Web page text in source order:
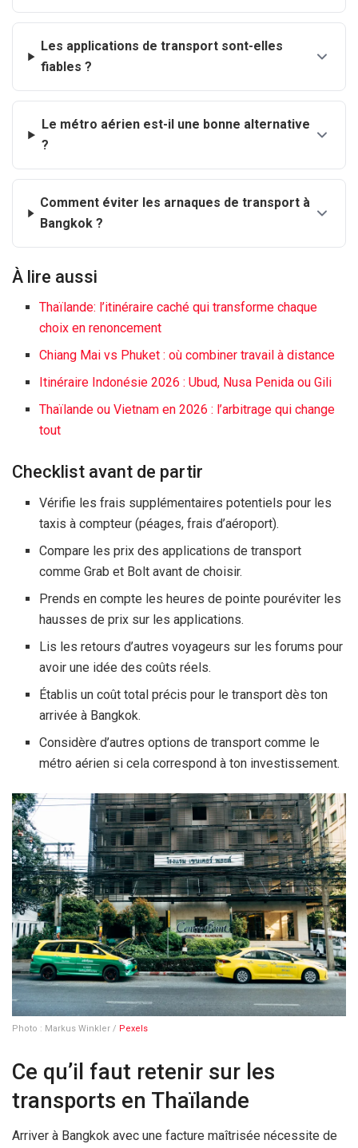
Les applications de transport sont-elles
fiables ?
Le métro aérien est-il une bonne alternative
?
Comment éviter les arnaques de transport à
Bangkok ?
À lire aussi
Thaïlande: l’itinéraire caché qui transforme chaque
choix en renoncement
Chiang Mai vs Phuket : où combiner travail à distance
Itinéraire Indonésie 2026 : Ubud, Nusa Penida ou Gili
Thaïlande ou Vietnam en 2026 : l’arbitrage qui change
tout
Checklist avant de partir
Vérifie les frais supplémentaires potentiels pour les
taxis à compteur (péages, frais d’aéroport).
Compare les prix des applications de transport
comme Grab et Bolt avant de choisir.
Prends en compte les heures de pointe pouréviter les
hausses de prix sur les applications.
Lis les retours d’autres voyageurs sur les forums pour
avoir une idée des coûts réels.
Établis un coût total précis pour le transport dès ton
arrivée à Bangkok.
Considère d’autres options de transport comme le
métro aérien si cela correspond à ton investissement.
Photo : Markus Winkler / Pexels
Ce qu’il faut retenir sur les
transports en Thaïlande
Arriver à Bangkok avec une facture maîtrisée nécessite de